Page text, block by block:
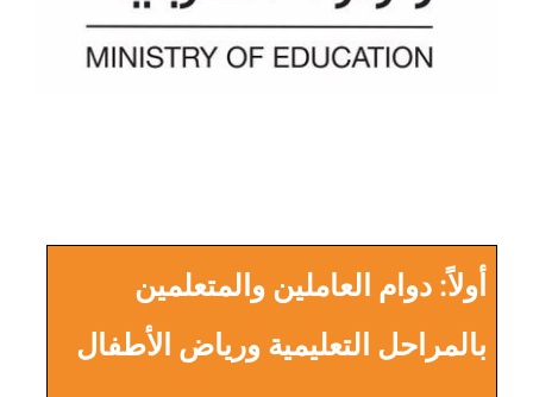
أولاً: دوام العاملين والمتعلمين
بالمراحل التعليمية ورياض الأطفال